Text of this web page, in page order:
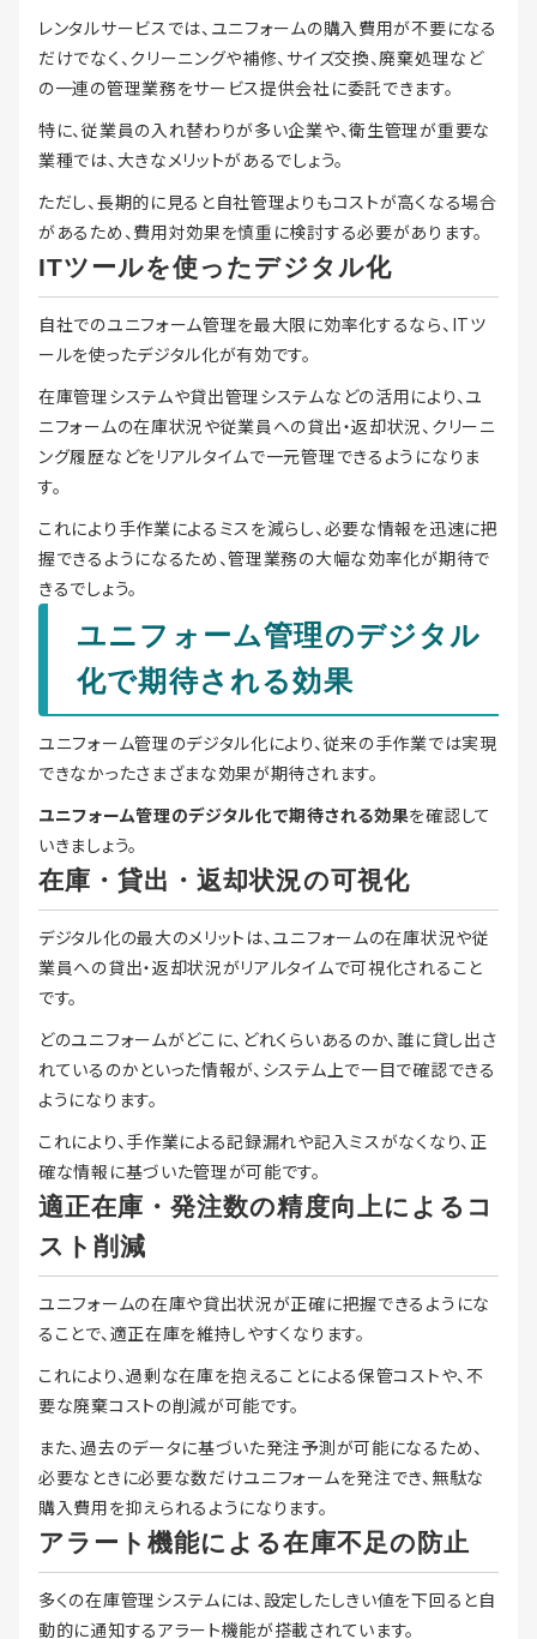
レンタルサービスでは、ユニフォームの購入費用が不要になる
だけでなく、クリーニングや補修、サイズ交換、廃棄処理など
の一連の管理業務をサービス提供会社に委託できます。
特に、従業員の入れ替わりが多い企業や、衛生管理が重要な
業種では、大きなメリットがあるでしょう。
ただし、長期的に見ると自社管理よりもコストが高くなる場合
があるため、費用対効果を慎重に検討する必要があります。
ITツールを使ったデジタル化
自社でのユニフォーム管理を最大限に効率化するなら、ITツ
ールを使ったデジタル化が有効です。
在庫管理システムや貸出管理システムなどの活用により、ユ
ニフォームの在庫状況や従業員への貸出・返却状況、クリーニ
ング履歴などをリアルタイムで一元管理できるようになりま
す。
これにより手作業によるミスを減らし、必要な情報を迅速に把
握できるようになるため、管理業務の大幅な効率化が期待で
きるでしょう。
ユニフォーム管理のデジタル
化で期待される効果
ユニフォーム管理のデジタル化により、従来の手作業では実現
できなかったさまざまな効果が期待されます。
ユニフォーム管理のデジタル化で期待される効果を確認して
いきましょう。
在庫・貸出・返却状況の可視化
デジタル化の最大のメリットは、ユニフォームの在庫状況や従
業員への貸出・返却状況がリアルタイムで可視化されること
です。
どのユニフォームがどこに、どれくらいあるのか、誰に貸し出さ
れているのかといった情報が、システム上で一目で確認できる
ようになります。
これにより、手作業による記録漏れや記入ミスがなくなり、正
確な情報に基づいた管理が可能です。
適正在庫・発注数の精度向上によるコ
スト削減
ユニフォームの在庫や貸出状況が正確に把握できるようにな
ることで、適正在庫を維持しやすくなります。
これにより、過剰な在庫を抱えることによる保管コストや、不
要な廃棄コストの削減が可能です。
また、過去のデータに基づいた発注予測が可能になるため、
必要なときに必要な数だけユニフォームを発注でき、無駄な
購入費用を抑えられるようになります。
アラート機能による在庫不足の防止
多くの在庫管理システムには、設定したしきい値を下回ると自
動的に通知するアラート機能が搭載されています。